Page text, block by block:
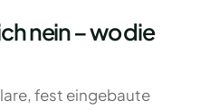
nein – wo die
fest eingebaute